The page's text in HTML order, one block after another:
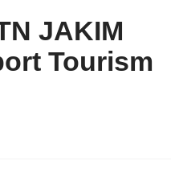
JAKIM
Tourism